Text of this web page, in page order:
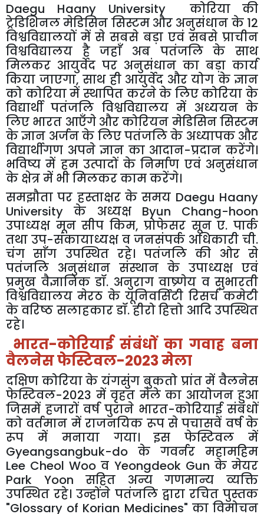
Daegu Haany University कोरिया
की
ट्रेडिशिनलमेडिसिन सिस्टम और अनुसंधान के12
विश्वविद्यालयों में से सबसे बड़ा एवं सबसे प्राचीन
विश्वविद्यालय
है जहाँ अब पतंजलि के
साथ
मिलकर आयुर्वेद पर अनुसंधान का बड़ा कार्य
किया जाएगा, साथ ही आयुर्वेद और योग के ज्ञान
को कोरिया में स्थापित करने के लिए कोरिया के
विद्यार्थी पतंजलि विश्वविद्यालय में अध्ययन के
लिए भारत आएँगे औरकोरियन मेडिसिनसिस्टम
केज्ञान अर्जनके लिएपतंजलिके अध्यापक और
विद्यार्थीगण अपने ज्ञान का आदान-प्रदान करेंगे।
भविष्य में हम उत्पादों के निर्माण एवं अनुसंधान
के क्षेत्रमें भीमिलकरकामकरेंगे।
समझौता पर हस्ताक्षर के समय Daegu Haany
Universityके अध्यक्ष
Byun Chang-hoon
उपाध्यक्ष मून सीप किम,प्रोफेसर सून ए.पार्क
तथा उप-संकायाध्यक्ष व जनसंपर्क अधिकारी ची.
चंग साँग उपस्थित रहे। पतंजलि की ओर से
पतंजलि अनुसंधान संस्थान के उपाध्यक्ष एवं
प्रमुख वैज्ञानिक डॉ. अनुराग वाष्र्णेय व सुभारती
विश्वविद्यालय मेरठ के यूनिवर्सिटी रिसर्च कमेटी
केवरिष्ठ सलाहकारडॉ.हीरोहित्तो आदिउपस्थित
रहे।
भारत-कोरियाई संबंधों का गवाह बना
वैलनेसफेस्टिवल-2023मेला
दक्षिण कोरिया के यंगसुंग बुकतो प्रांत में वैलनेस
फेस्टिवल-2023 में वृहत मेले का आयोजन हुआ
जिसमें हजारों वर्ष पुराने भारत-कोरियाई संबंधों
को वर्तमान में राजनयिक रूप से पचासवें वर्ष के
रूप
में मनाया गया। इस फेस्टिवल
में
Gyeangsangbuk-do के गवर्नर
महामहिम
Lee Cheol Wooव Yeongdeok Gun के मेयर
Park Yoonसहित अन्य गणमान्य
व्यक्ति
उपस्थित रहे। उन्होंने पतंजलि द्वारा रचित पुस्तक
"Glossary of Korian Medicines" का विमोचन